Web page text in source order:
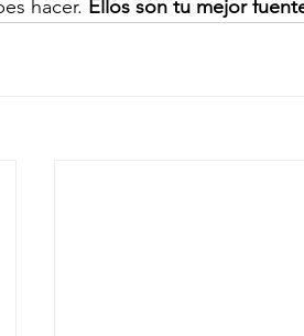
hacer. Ellos son tu mejor